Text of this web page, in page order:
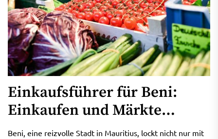
Einkaufsführer für Beni:
Einkaufen und Märkte
erkunden
Beni, eine reizvolle Stadt in Mauritius, lockt nicht nur mit